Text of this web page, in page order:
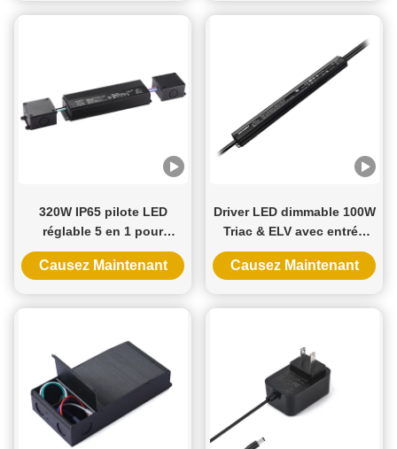
320W IP65 pilote LED
réglable 5 en 1 pour
lampes à bande LED
intérieures et extérieures
Causez Maintenant
Driver LED dimmable 100W
Triac & ELV avec entrée
100-277VAC et sortie 12V
24V 36V 48V pour
Causez Maintenant